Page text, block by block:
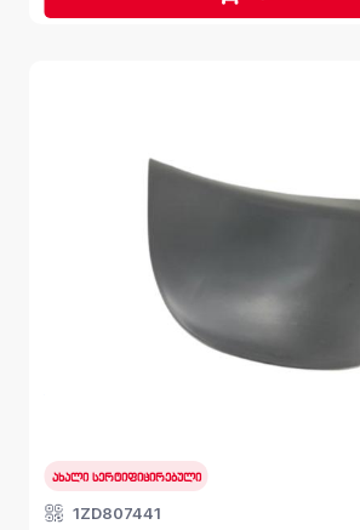
საბუქსირის ხუფი, ბამპერი უკანა
ახალი სერტიფიცირებული
1ZD807441